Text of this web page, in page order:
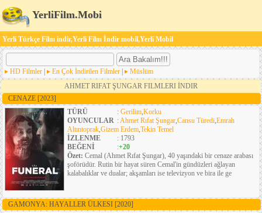
YerliFilm.Mobi
Yerli Türkçe Film indir,Yerli Film İndir mobil,Yerli Mobil
HD Filmler En Çok İndirilen Filmler
Müslüm
AHMET RIFAT ŞUNGAR FILMLERI İNDIR
CENAZE [2023]
TÜRÜ
: Gerilim,Korku
OYUNCULAR :Ahmet Rıfat Şungar,Cansu Türedi,Emrah
Altıntoprak,Gizem Erdem,Tekin Temel
İZLENME
: 1793
BEĞENİ
:+20
Özet: Cemal (Ahmet Rıfat Şungar), 40 yaşındaki bir cenaze arabası
şoförüdür. Rutin bir hayat süren Cemal'in gündüzleri ağlayan
kalabalıklar ve dualar; akşamları ise televizyon ve bira ile ge
GAMONYA: HAYALLER ÜLKESI [2020]